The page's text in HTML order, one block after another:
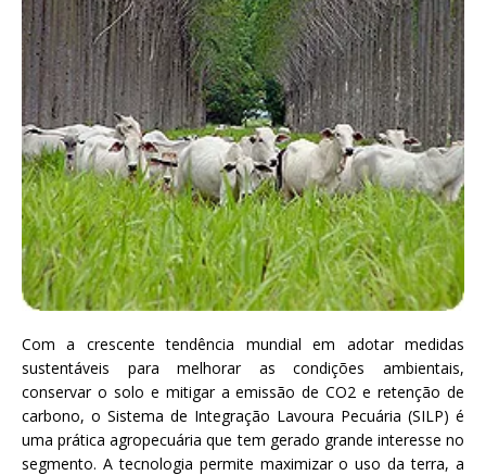
Com a crescente tendência mundial em adotar medidas
sustentáveis para melhorar as condições ambientais,
conservar o solo e mitigar a emissão de CO2 e retenção de
carbono, o Sistema de Integração Lavoura Pecuária (SILP) é
uma prática agropecuária que tem gerado grande interesse no
segmento. A tecnologia permite maximizar o uso da terra, a